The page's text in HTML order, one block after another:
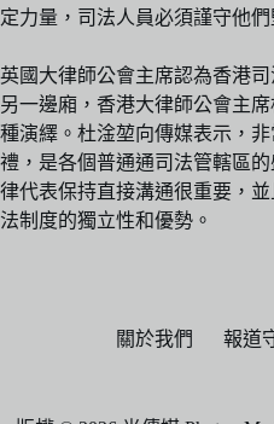
定力量，司法人員必須謹守他們
英國大律師公會主席認為香港
另一邊廂，香港大律師公會主
種演繹。杜淦堃向傳媒表示，
禮，是各個普通通司法管轄區
律代表保持直接溝通很重要，
法制度的獨立性和優勢。
關於我們 報道